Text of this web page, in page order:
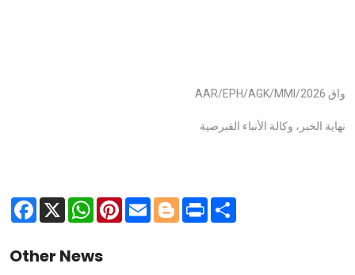
واق AAR/EPH/AGK/MMI/2026
نهاية الخبر، وكالة الأنباء القبرصية
Facebook
X WhatsApp
Pinterest
Email Blogger
Print
Other News